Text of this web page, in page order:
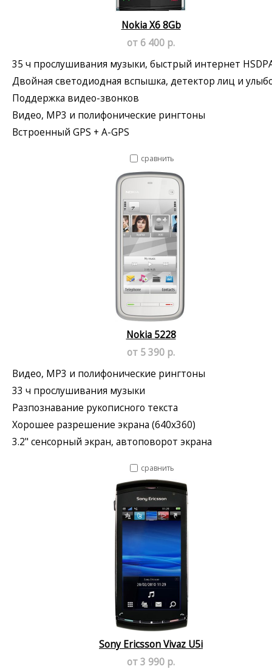
Nokia X6 8Gb
от 6 400 р.
35 ч прослушивания музыки, быстрый интернет
Двойная светодиодная вспышка, детектор лиц и
Поддержка видео-звонков
Видео, MP3 и полифонические рингтоны
Встроенный GPS + A-GPS
сравнить
Nokia 5228
от 5 390 р.
Видео, MP3 и полифонические рингтоны
33 ч прослушивания музыки
Разпознавание рукописного текста
Хорошее разрешение экрана (640x360)
3.2" сенсорный экран, автоповорот экрана
сравнить
Sony Ericsson Vivaz U5i
от 3 990 р.